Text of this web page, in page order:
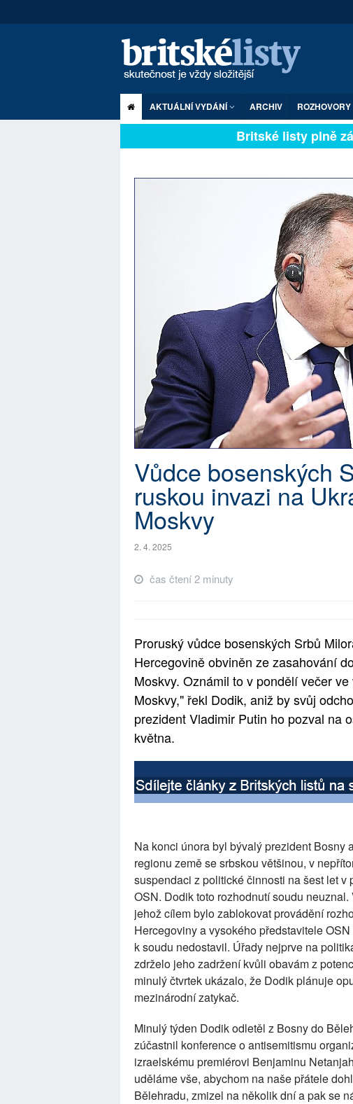
AKTUÁLNÍ VYDÁNÍ ARCHIV ROZHOVORY
Britské listy plně
Vůdce bosenských
ruskou invazi na
Moskvy
2. 4. 2025
čas čtení 2 minuty
Proruský vůdce bosenských Srbů
Hercegovině obviněn ze zasahování
Moskvy. Oznámil to v pondělí večer
Moskvy," řekl Dodik, aniž by svůj
prezident Vladimir Putin ho pozval na
května.
Na konci února byl bývalý prezident Bosny
regionu země se srbskou většinou, v
suspendaci z politické činnosti na šest let
OSN. Dodik toto rozhodnutí soudu
jehož cílem bylo zablokovat provádění
Hercegoviny a vysokého představitele
k soudu nedostavil. Úřady nejprve na
zdrželo jeho zadržení kvůli obavám z
minulý čtvrtek ukázalo, že Dodik plánuje
mezinárodní zatykač.
Minulý týden Dodik odletěl z Bosny do
zúčastnil konference o antisemitismu
izraelskému premiérovi Benjaminu
uděláme vše, abychom na naše přátele
Bělehradu, zmizel na několik dní a pak se